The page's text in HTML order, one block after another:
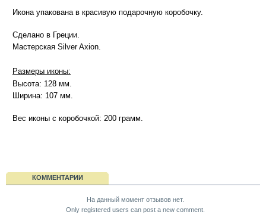
Икона упакована в красивую подарочную коробочку.
Сделано в Греции.
Мастерская Silver Axion.
Размеры иконы:
Высота: 128 мм.
Ширина: 107 мм.
Вес иконы с коробочкой: 200 грамм.
КОММЕНТАРИИ
На данный момент отзывов нет.
Only registered users can post a new comment.